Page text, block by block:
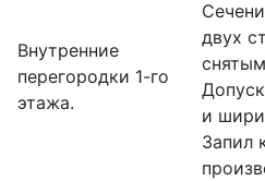
Внутренние
перегородки 1-го
этажа.
двух
и
Запил